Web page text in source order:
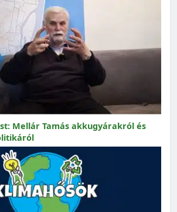
Mellár Tamás akkugyárakról és